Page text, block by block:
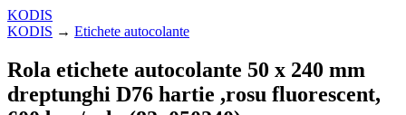
KODIS
KODIS → Etichete autocolante
Rola etichete autocolante 50 x 240 mm
dreptunghi D76 hartie ,rosu fluorescent,